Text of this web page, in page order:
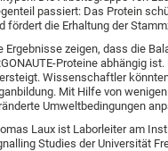
passiert: Das Protein
fördert die Erhaltung der
Ergebnisse zeigen, dass die
Proteine abhängig
Wissenschaftler
Mit Hilfe von
Umweltbedingungen
Laux ist Laborleiter am
Studies der Universität